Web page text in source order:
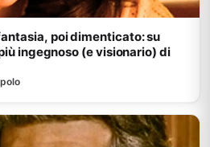
poi dimenticato: su
ingegnoso (e visionario) di